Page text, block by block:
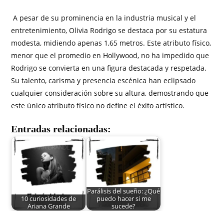
A pesar de su prominencia en la industria musical y el
entretenimiento, Olivia Rodrigo se destaca por su estatura
modesta, midiendo apenas 1,65 metros. Este atributo físico,
menor que el promedio en Hollywood, no ha impedido que
Rodrigo se convierta en una figura destacada y respetada.
Su talento, carisma y presencia escénica han eclipsado
cualquier consideración sobre su altura, demostrando que
este único atributo físico no define el éxito artístico.
Entradas relacionadas:
10 curiosidades de
Ariana Grande
Parálisis del sueño: ¿Qué
puedo hacer si me
sucede?